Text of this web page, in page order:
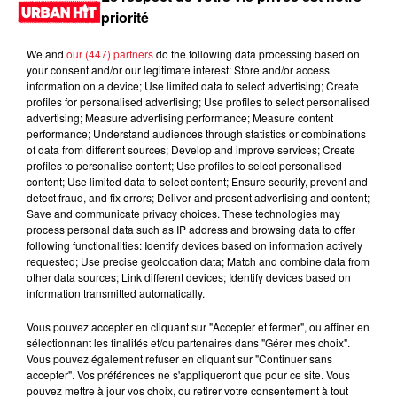
La ligne est très fine entre la justice et la vengeance ! Ce
documentaire relate l’histoire d’une famille dévastée par le
chagrin qui se met à traquer sur les réseaux sociaux les
meurtriers de Crystal Theobald décédée en 2006 à l’âge de
24 ans.
Tops des documentaires prévus pour avril :
Cauchemars et canulars (saison 2) — le 01/04
Dis-Moi ce que Tu Portes — le 01/04
Dolly Parton : Le Concert-Hommage MusiCares — le 07/04
Mariage Farpait — le 07/04
Indian Big Day : Collection 2 — le 07/04
Mon amour : En six histoires — le 13/04
The Circle (saison 2) — le 14/04
La Vie en Couleurs avec David Attenborough — le 22/04
Stars de compagnie — le 30/04
priorité
We and our (447) partnersdo the following data processing based on
your consent and/or our legitimate interest: Store and/or access
information on a device; Use limited data to select advertising; Create
profiles for personalised advertising; Use profiles to select personalised
advertising; Measure advertising performance; Measure content
performance; Understand audiences through statistics or combinations
of data from different sources; Develop and improve services; Create
profiles to personalise content; Use profiles to select personalised
content; Use limited data to select content; Ensure security, prevent and
detect fraud, and fix errors; Deliver and present advertising and content;
Save and communicate privacy choices. These technologies may
process personal data such as IP address and browsing data to offer
following functionalities: Identify devices based on information actively
requested; Use precise geolocation data; Match and combine data from
other data sources; Link different devices; Identify devices based on
information transmitted automatically.
Vous pouvez accepter en cliquant sur "Accepter et fermer", ou affiner en
sélectionnant les finalités et/ou partenaires dans "Gérer mes choix".
Vous pouvez également refuser en cliquant sur "Continuer sans
accepter". Vos préférences ne s'appliqueront que pour ce site. Vous
pouvez mettre à jour vos choix, ou retirer votre consentement à tout